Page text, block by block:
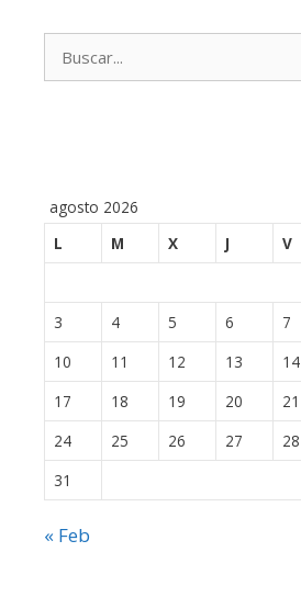
agosto 2026
L
M X J V
3
4 5 6 7
10
11 12 13 14
17
18 19 20 21
24
25 26 27 28
31
« Feb